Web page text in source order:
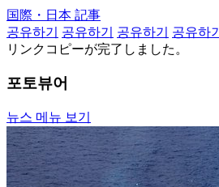
国際・日本 記事
공유하기
공유하기 공유하기 공유하기
リンクコピーが完了しました。
포토뷰어
뉴스 메뉴 보기